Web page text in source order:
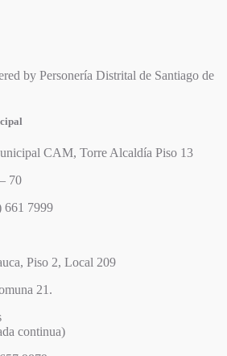
by Personería Distrital de Santiago de
CAM, Torre Alcaldía Piso 13
70
661 7999
Piso 2, Local 209
21.
continua)